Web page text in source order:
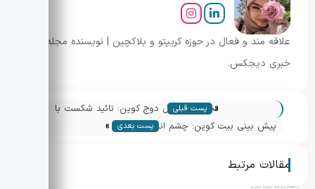
علاقه مند و فعال در حوزه کریپتو و بلاکچین | نویسنده مجله
خبری دیجکس.
« پست قبلی
تحلیل تکنیکال دوج کوین: تائید شکست با
حجم قوی و اهداف 0.1530
پیش بینی بیت کوین: چشم انداز 2026 و
پست بعدی »
مقالات مرتبط